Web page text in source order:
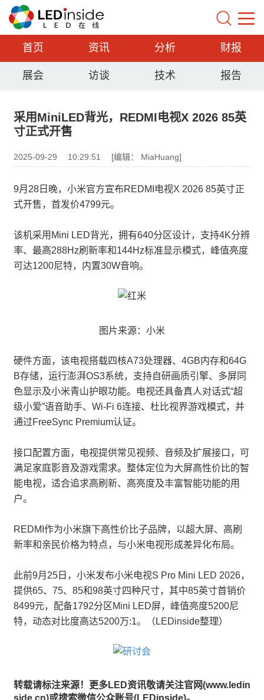
首页 资讯 分析 财报
展会 访谈 技术 报告
采用MiniLED背光，REDMI电视X 2026 85英
寸正式开售
2025-09-29 10:29:51 [编辑： MiaHuang]
9月28日晚，小米官方宣布REDMI电视X 2026 85英寸正
式开售，首发价4799元。
该机采用Mini LED背光，拥有640分区设计，支持4K分辨
率、最高288Hz刷新率和144Hz标准显示模式，峰值亮度
可达1200尼特，内置30W音响。
图片来源：小米
硬件方面，该电视搭载四核A73处理器、4GB内存和64G
B存储，运行澎湃OS3系统，支持自研画质引擎、多屏同
色显示及小米青山护眼功能。电视还具备真人对话式“超
级小爱”语音助手、Wi-Fi 6连接、杜比视界游戏模式，并
通过FreeSync Premium认证。
接口配置方面，电视提供常见视频、音频及扩展接口，可
满足家庭影音及游戏需求。整体定位为大屏高性价比的智
能电视，适合追求高刷新、高亮度及丰富智能功能的用
户。
REDMI作为小米旗下高性价比子品牌，以超大屏、高刷
新率和亲民价格为特点，与小米电视形成差异化布局。
此前9月25日，小米发布小米电视S Pro Mini LED 2026，
提供65、75、85和98英寸四种尺寸，其中85英寸首销价
8499元，配备1792分区Mini LED屏，峰值亮度5200尼
特，动态对比度高达5200万:1。（LEDinside整理）
转载请标注来源！更多LED资讯敬请关注官网(www.ledin
side.cn)或搜索微信公众账号(LEDinside)。